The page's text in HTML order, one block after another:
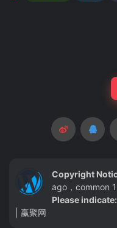
Copyright
ago，common
Please indicate:
| 赢聚网